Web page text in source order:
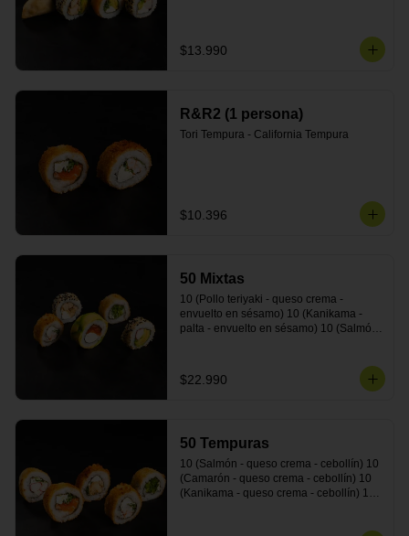
$13.990
R&R2 (1 persona)
Tori Tempura - California Tempura
$10.396
50 Mixtas
10 (Pollo teriyaki - queso crema -
envuelto en sésamo) 10 (Kanikama -
palta - envuelto en sésamo) 10 (Salmón
envuelto en masa tempura) 10
(Pimentón - queso crema - cebollín -
$22.990
50 Tempuras
10 (Salmón - queso crema - cebollín) 10
(Camarón - queso crema - cebollín) 10
(Kanikama - queso crema - cebollín) 10